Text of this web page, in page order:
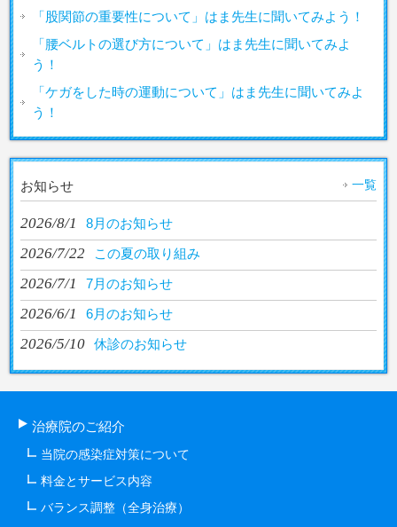
「股関節の重要性について」はま先生に聞いてみよう！
「腰ベルトの選び方について」はま先生に聞いてみよ
う！
「ケガをした時の運動について」はま先生に聞いてみよ
う！
お知らせ 一覧
2026/8/1 8月のお知らせ
2026/7/22 この夏の取り組み
2026/7/1 7月のお知らせ
2026/6/1 6月のお知らせ
2026/5/10 休診のお知らせ
治療院のご紹介
当院の感染症対策について
料金とサービス内容
バランス調整（全身治療）